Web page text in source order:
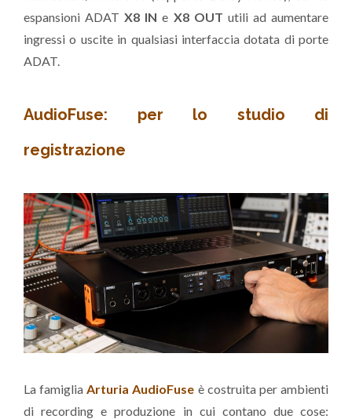
espansioni ADATX8 IN e X8 OUT utili ad aumentare
ingressi o uscite in qualsiasi interfaccia dotata di porte
ADAT.
AudioFuse: per lo studio di
registrazione
La famigliaArturia AudioFuse è costruita per ambienti
di recording e produzione in cui contano due cose: